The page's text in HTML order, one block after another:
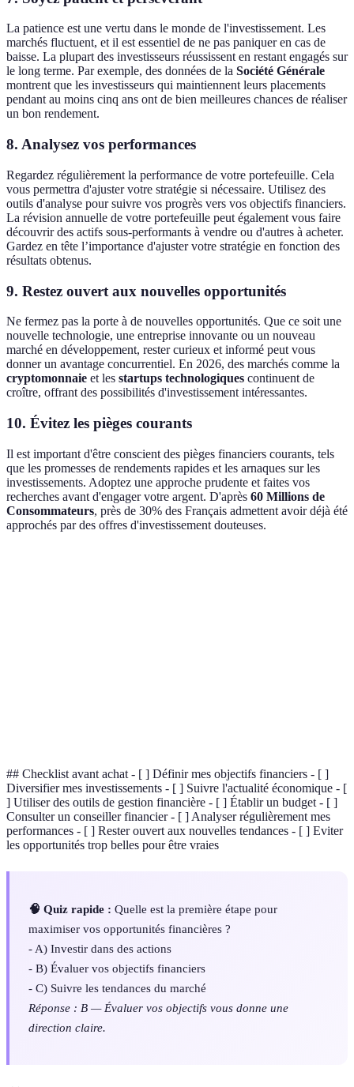
La patience est une vertu dans le monde de l'investissement. Les
marchés fluctuent, et il est essentiel de ne pas paniquer en cas de
baisse. La plupart des investisseurs réussissent en restant engagés sur
le long terme. Par exemple, des données de la Société Générale
montrent que les investisseurs qui maintiennent leurs placements
pendant au moins cinq ans ont de bien meilleures chances de réaliser
un bon rendement.
8. Analysez vos performances
Regardez régulièrement la performance de votre portefeuille. Cela
vous permettra d'ajuster votre stratégie si nécessaire. Utilisez des
outils d'analyse pour suivre vos progrès vers vos objectifs financiers.
La révision annuelle de votre portefeuille peut également vous faire
découvrir des actifs sous-performants à vendre ou d'autres à acheter.
Gardez en tête l’importance d'ajuster votre stratégie en fonction des
résultats obtenus.
9. Restez ouvert aux nouvelles opportunités
Ne fermez pas la porte à de nouvelles opportunités. Que ce soit une
nouvelle technologie, une entreprise innovante ou un nouveau
marché en développement, rester curieux et informé peut vous
donner un avantage concurrentiel. En 2026, des marchés comme la
cryptomonnaie et les startups technologiques continuent de
croître, offrant des possibilités d'investissement intéressantes.
10. Évitez les pièges courants
Il est important d'être conscient des pièges financiers courants, tels
que les promesses de rendements rapides et les arnaques sur les
investissements. Adoptez une approche prudente et faites vos
recherches avant d'engager votre argent. D'après 60 Millions de
Consommateurs, près de 30% des Français admettent avoir déjà été
approchés par des offres d'investissement douteuses.
## Checklist avant achat - [ ] Définir mes objectifs financiers - [ ]
Diversifier mes investissements - [ ] Suivre l'actualité économique - [
] Utiliser des outils de gestion financière - [ ] Établir un budget - [ ]
Consulter un conseiller financier - [ ] Analyser régulièrement mes
performances - [ ] Rester ouvert aux nouvelles tendances - [ ] Eviter
les opportunités trop belles pour être vraies
🧠 Quiz rapide : Quelle est la première étape pour
maximiser vos opportunités financières ?
- A) Investir dans des actions
- B) Évaluer vos objectifs financiers
- C) Suivre les tendances du marché
Réponse : B — Évaluer vos objectifs vous donne une
direction claire.